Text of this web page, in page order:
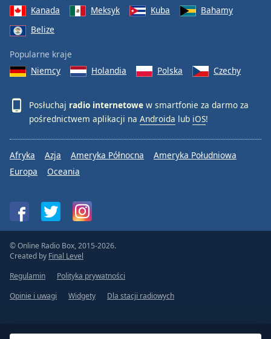
Kanada
Meksyk Kuba
Bahamy
Belize
Popularne kraje
Niemcy
Holandia Polska Czechy
Posłuchaj radio internetowe w smartfonie za darmo za
pośrednictwem aplikacji na Androida lub iOS!
Afryka Azja Ameryka Północna
Ameryka Południowa
Europa
Oceania
© Online Radio Box, 2015-2026.
Created by Final Level
Regulamin
Polityka prywatności
Opinie i uwagi
Widgety Dla stacji radiowych